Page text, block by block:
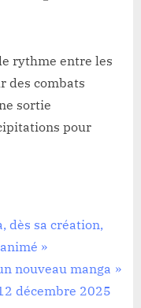
rythme entre les
des combats
sortie
pour
dès sa création,
»
nouveau manga
décembre 2025